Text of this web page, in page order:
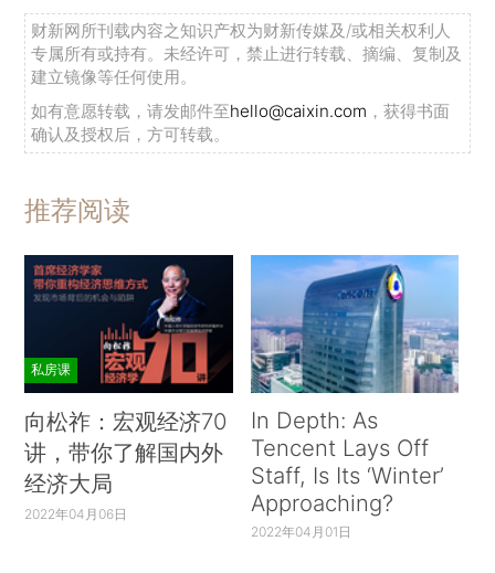
财新网所刊载内容之知识产权为财新传媒及/或相关权利人
专属所有或持有。未经许可，禁止进行转载、摘编、复制及
建立镜像等任何使用。
如有意愿转载，请发邮件至hello@caixin.com ，获得书面
确认及授权后，方可转载。
推荐阅读
私房课
向松祚：宏观经济70
讲，带你了解国内外
经济大局
2022年04月06日
In Depth: As
Tencent Lays Off
Staff, Is Its ‘Winter’
Approaching?
2022年04月01日